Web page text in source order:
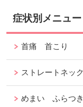
症状別メニュー
首痛 首こり
ストレートネック
めまい ふらつき